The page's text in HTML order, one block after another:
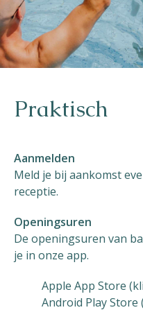
Praktisch
Aanmelden
Meld je bij aankomst
receptie.
Openingsuren
De openingsuren van
je in onze app.
Apple App Store
Android Play Store